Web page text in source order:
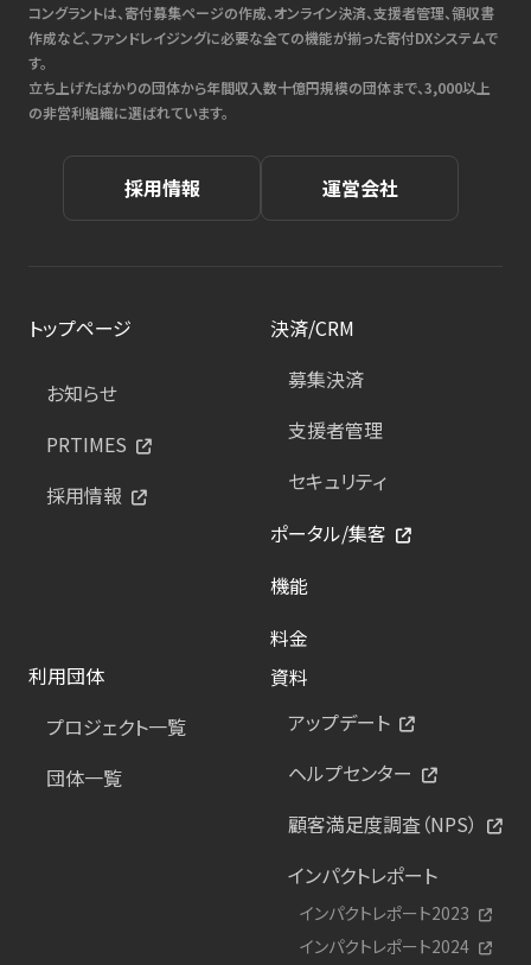
コングラントは、寄付募集ページの作成、オンライン決済、支援者管理、領収書
作成など、ファンドレイジングに必要な全ての機能が揃った寄付DXシステムで
す。
立ち上げたばかりの団体から年間収入数十億円規模の団体まで、3,000以上
の非営利組織に選ばれています。
採用情報 運営会社
トップページ
お知らせ
PRTIMES
採用情報
決済/CRM
募集決済
支援者管理
セキュリティ
ポータル/集客
機能
料金
利用団体
プロジェクト一覧
団体一覧
資料
アップデート
ヘルプセンター
顧客満足度調査（NPS）
インパクトレポート
インパクトレポート2023
インパクトレポート2024